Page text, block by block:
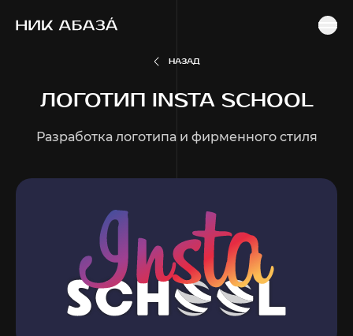
НАЗАД
РАЗРАБОТКА ЛОГОТИПА И ФИРМЕННОГО СТИЛЯ
ЛОГОТИП INSTA SCHOOL
ЛОГОТИП INSTA SCHOOL
Разработка логотипа и фирменного стиля